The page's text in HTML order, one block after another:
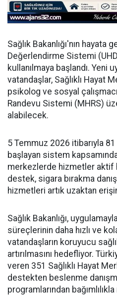
Sağlık Bakanlığı'nın hayata
Değerlendirme Sistemi
kullanılmaya başlandı. Yeni
vatandaşlar, Sağlıklı Hayat
psikolog ve sosyal
Randevu Sistemi (MHRS)
alabilecek.
5 Temmuz 2026 itibarıyla
başlayan sistem kapsamında
merkezlerde hizmetler aktif
destek, sigara bırakma
hizmetleri artık uzaktan
Sağlık Bakanlığı,
süreçlerinin daha hızlı ve
vatandaşların koruyucu
artırılmasını hedefliyor.
veren 351 Sağlıklı Hayat
destekten beslenme
programlarından